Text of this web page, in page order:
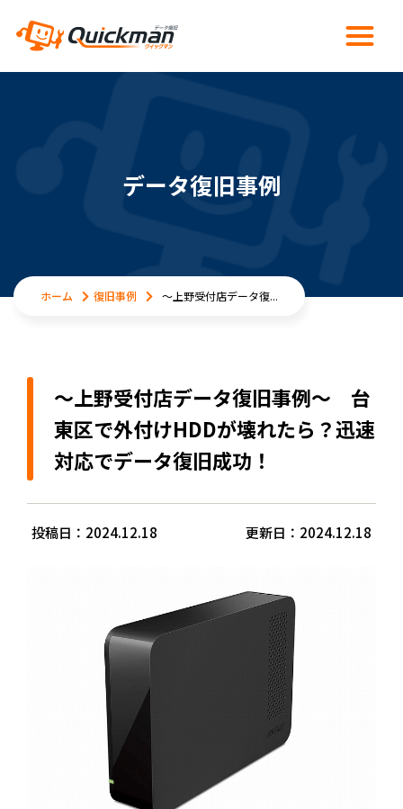
データ復旧事例
ホーム 復旧事例 ～上野受付店データ復...
～上野受付店データ復旧事例～ 台
東区で外付けHDDが壊れたら？迅速
対応でデータ復旧成功！
投稿日：2024.12.18 更新日：2024.12.18